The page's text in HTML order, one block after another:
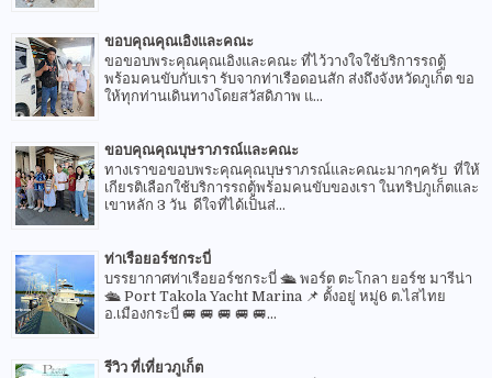
ขอบคุณคุณเอิงและคณะ
ขอขอบพระคุณคุณเอิงและคณะ ที่ไว้วางใจใช้บริการรถตู้
พร้อมคนขับกับเรา รับจากท่าเรือดอนสัก ส่งถึงจังหวัดภูเก็ต ขอ
ให้ทุกท่านเดินทางโดยสวัสดิภาพ แ...
ขอบคุณคุณบุษราภรณ์และคณะ
ทางเราขอขอบพระคุณคุณบุษราภรณ์และคณะมากๆครับ ที่ให้
เกียรติเลือกใช้บริการรถตู้พร้อมคนขับของเรา ในทริปภูเก็ตและ
เขาหลัก 3 วัน ดีใจที่ได้เป็นส่...
ท่าเรือยอร์ชกระบี่
บรรยากาศท่าเรือยอร์ชกระบี่ 🛳 พอร์ต ตะโกลา ยอร์ช มารีน่า
🛳 Port Takola Yacht Marina 📌 ตั้งอยู่ หมู่6 ต.ไสไทย
อ.เมืองกระบี่ 🚐 🚐 🚐 🚐 🚐...
รีวิว ที่เที่ยวภูเก็ต